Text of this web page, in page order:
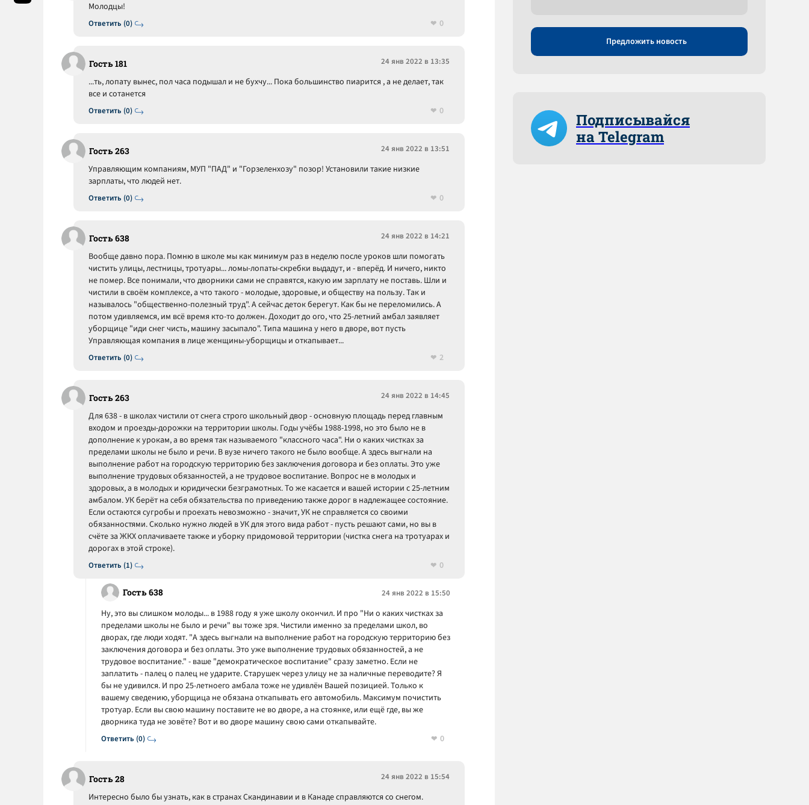
Ответить (0)
Молодцы!
0
Гость 181 24 янв 2022 в 13:35
Ответить (0)
...ть, лопату вынес, пол часа подышал и не бухчу... Пока большинство пиарится , а не делает, так
все и сотанется
0
Гость 263 24 янв 2022 в 13:51
Ответить (0)
Управляющим компаниям, МУП "ПАД" и "Горзеленхозу" позор! Установили такие низкие
зарплаты, что людей нет.
0
Гость 638 24 янв 2022 в 14:21
Ответить (0)
Вообще давно пора. Помню в школе мы как минимум раз в неделю после уроков шли помогать
чистить улицы, лестницы, тротуары... ломы-лопаты-скребки выдадут, и - вперёд. И ничего, никто
не помер. Все понимали, что дворники сами не справятся, какую им зарплату не поставь. Шли и
чистили в своём комплексе, а что такого - молодые, здоровые, и обществу на пользу. Так и
называлось "общественно-полезный труд". А сейчас деток берегут. Как бы не переломились. А
потом удивляемся, им всё время кто-то должен. Доходит до ого, что 25-летний амбал заявляет
уборщице "иди снег чисть, машину засыпало". Типа машина у него в дворе, вот пусть
Управляющая компания в лице женщины-уборщицы и откапывает...
2
Гость 263 24 янв 2022 в 14:45
Ответить (1)
Для 638 - в школах чистили от снега строго школьный двор - основную площадь перед главным
входом и проезды-дорожки на территории школы. Годы учёбы 1988-1998, но это было не в
дополнение к урокам, а во время так называемого "классного часа". Ни о каких чистках за
пределами школы не было и речи. В вузе ничего такого не было вообще. А здесь выгнали на
выполнение работ на городскую территорию без заключения договора и без оплаты. Это уже
выполнение трудовых обязанностей, а не трудовое воспитание. Вопрос не в молодых и
здоровых, а в молодых и юридически безграмотных. То же касается и вашей истории с 25-летним
амбалом. УК берёт на себя обязательства по приведению также дорог в надлежащее состояние.
Если остаются сугробы и проехать невозможно - значит, УК не справляется со своими
обязанностями. Сколько нужно людей в УК для этого вида работ - пусть решают сами, но вы в
счёте за ЖКХ оплачиваете также и уборку придомовой территории (чистка снега на тротуарах и
дорогах в этой строке).
0
Гость 638 24 янв 2022 в 15:50
Ответить (0)
Ну, это вы слишком молоды... в 1988 году я уже школу окончил. И про "Ни о каких чистках за
пределами школы не было и речи" вы тоже зря. Чистили именно за пределами школ, во
дворах, где люди ходят. "А здесь выгнали на выполнение работ на городскую территорию без
заключения договора и без оплаты. Это уже выполнение трудовых обязанностей, а не
трудовое воспитание." - ваше "демократическое воспитание" сразу заметно. Если не
заплатить - палец о палец не ударите. Старушек через улицу не за наличные переводите? Я
бы не удивился. И про 25-летноего амбала тоже не удивлён Вашей позицией. Только к
вашему сведению, уборщица не обязана откапывать его автомобиль. Максимум почистить
тротуар. Если вы свою машину поставите не во дворе, а на стоянке, или ещё где, вы же
дворника туда не зовёте? Вот и во дворе машину свою сами откапывайте.
0
Гость 28 24 янв 2022 в 15:54
Интересно было бы узнать, как в странах Скандинавии и в Канаде справляются со снегом.
Предложить новость
Подписывайся
на Telegram